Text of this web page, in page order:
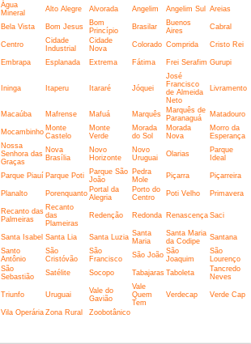
Água
Mineral
Alto Alegre Alvorada Angelim Angelim Sul Areias
Bela Vista Bom Jesus
Bom
Princípio
Brasilar
Buenos
Aires
Cabral
Centro
Cidade
Industrial
Cidade
Nova
Colorado Comprida Cristo Rei
Embrapa Esplanada Extrema Fátima Frei Serafim Gurupi
Ininga Itaperu Itararé Jóquei
José
Francisco
de Almeida
Neto
Livramento
Macaúba Mafrense Mafuá Marquês
Marquês de
Paranaguá
Matadouro
Mocambinho Monte
Castelo
Monte
Verde
Morada
do Sol
Morada
Nova
Morro da
Esperança
Nossa
Senhora das
Graças
Nova
Brasília
Novo
Horizonte
Novo
Uruguai
Olarias
Parque
Ideal
Parque Piauí Parque Poti
Parque São
João
Pedra
Mole
Piçarra Piçarreira
Planalto Porenquanto Portal da
Alegria
Porto do
Centro
Poti Velho Primavera
Recanto das
Palmeiras
Recanto
das
Plameiras
Redenção Redonda Renascença Saci
Santa Isabel Santa Lia Santa Luzia Santa
Maria
Santa Maria
da Codipe
Santana
Santo
Antônio
São
Cristóvão
São
Francisco
São João São
Joaquim
São
Lourenço
São
Sebastião
Satélite Socopo Tabajaras Taboleta
Tancredo
Neves
Triunfo Uruguai
Vale do
Gavião
Vale
Quem
Tem
Verdecap Verde Cap
Vila Operária Zona Rural Zoobotânico